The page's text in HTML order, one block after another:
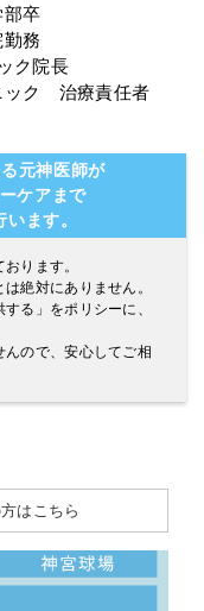
卒
務
ク院長
ック 治療責任者
元神医師が
ケアまで
ます。
ります。
絶対にありません。
る」をポリシーに、
ので、安心してご相
はこちら